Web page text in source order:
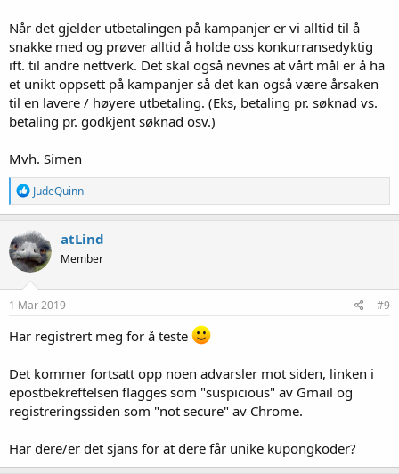
Når det gjelder utbetalingen på kampanjer er vi alltid til å
snakke med og prøver alltid å holde oss konkurransedyktig
ift. til andre nettverk. Det skal også nevnes at vårt mål er å ha
et unikt oppsett på kampanjer så det kan også være årsaken
til en lavere / høyere utbetaling. (Eks, betaling pr. søknad vs.
betaling pr. godkjent søknad osv.)
Mvh. Simen
R
e
a
k
s
j
o
n
e
JudeQuinn
atLind
Member
1 Mar 2019 #9
Har registrert meg for å teste
Det kommer fortsatt opp noen advarsler mot siden, linken i
epostbekreftelsen flagges som "suspicious" av Gmail og
registreringssiden som "not secure" av Chrome.
Har dere/er det sjans for at dere får unike kupongkoder?